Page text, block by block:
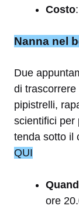
Costo
Nanna nel
Due
di trascorrere
pipistrelli,
scientifici per
tenda sotto il
QUI
ore